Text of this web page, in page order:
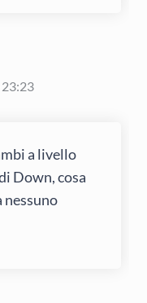
a livello
Down, cosa
nessuno